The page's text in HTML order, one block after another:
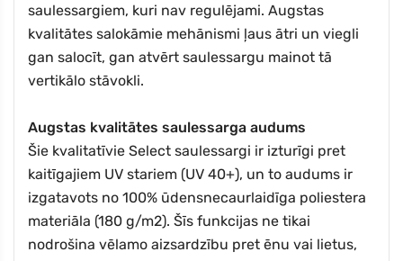
saulessargiem, kuri nav regulējami. Augstas
kvalitātes salokāmie mehānismi ļaus ātri un viegli
gan salocīt, gan atvērt saulessargu mainot tā
vertikālo stāvokli.
Augstas kvalitātes saulessarga audums
Šie kvalitatīvie Select saulessargi ir izturīgi pret
kaitīgajiem UV stariem (UV 40+), un to audums ir
izgatavots no 100% ūdensnecaurlaidīga poliestera
materiāla (180 g/m2). Šīs funkcijas ne tikai
nodrošina vēlamo aizsardzību pret ēnu vai lietus,